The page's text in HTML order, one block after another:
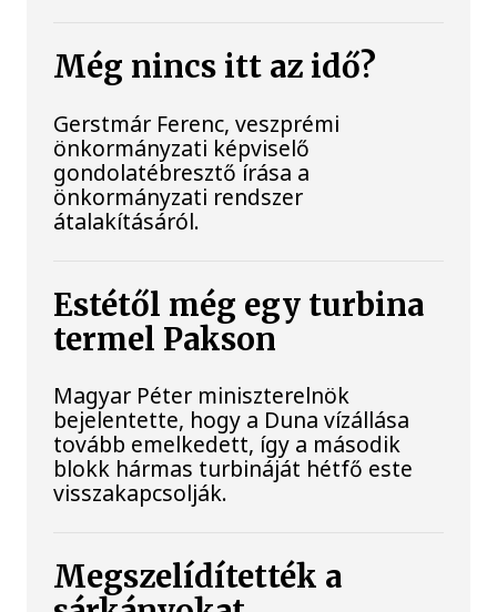
Még nincs itt az idő?
Gerstmár Ferenc, veszprémi
önkormányzati képviselő
gondolatébresztő írása a
önkormányzati rendszer
átalakításáról.
Estétől még egy turbina
termel Pakson
Magyar Péter miniszterelnök
bejelentette, hogy a Duna vízállása
tovább emelkedett, így a második
blokk hármas turbináját hétfő este
visszakapcsolják.
Megszelídítették a